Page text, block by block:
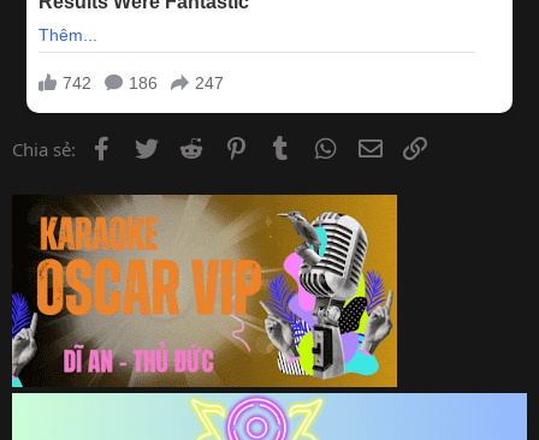
Chia sẻ: Facebook
Twitter Reddit PinterestTumblr WhatsApp
Email